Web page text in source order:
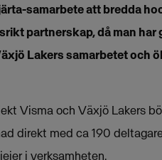
samarbete att bredda
partnerskap, då man
Lakers samarbetet och
Visma och Växjö Lakers
direkt med ca 190
i verksamheten.